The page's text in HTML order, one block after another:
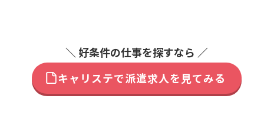
＼ 好条件の仕事を探すなら ／
キャリステで派遣求人を見てみる